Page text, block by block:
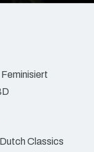
Feminisiert
Dutch Classics